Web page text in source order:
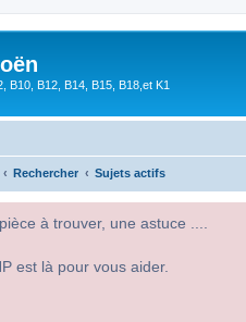
B10, B12, B14, B15, B18,et K1
Rechercher Sujets actifs
à trouver, une astuce ....
est là pour vous aider.